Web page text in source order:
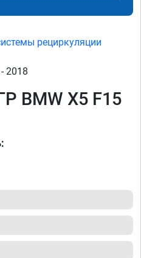
рециркуляции
2018
BMW X5 F15